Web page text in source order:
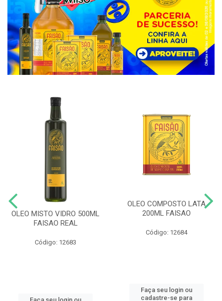
OLEO MISTO VIDRO 500ML
FAISAO REAL
Código: 12683
OLEO COMPOSTO LATA
200ML FAISAO
Código: 12684
Faça seu login ou
cadastre-se para